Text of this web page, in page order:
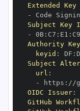
Extended Key
-
Subject
-
0B: C7 : E1 : C9
Authority
keyid : DF :
Subject
url :
-
https :
OIDC Issuer:
GitHub